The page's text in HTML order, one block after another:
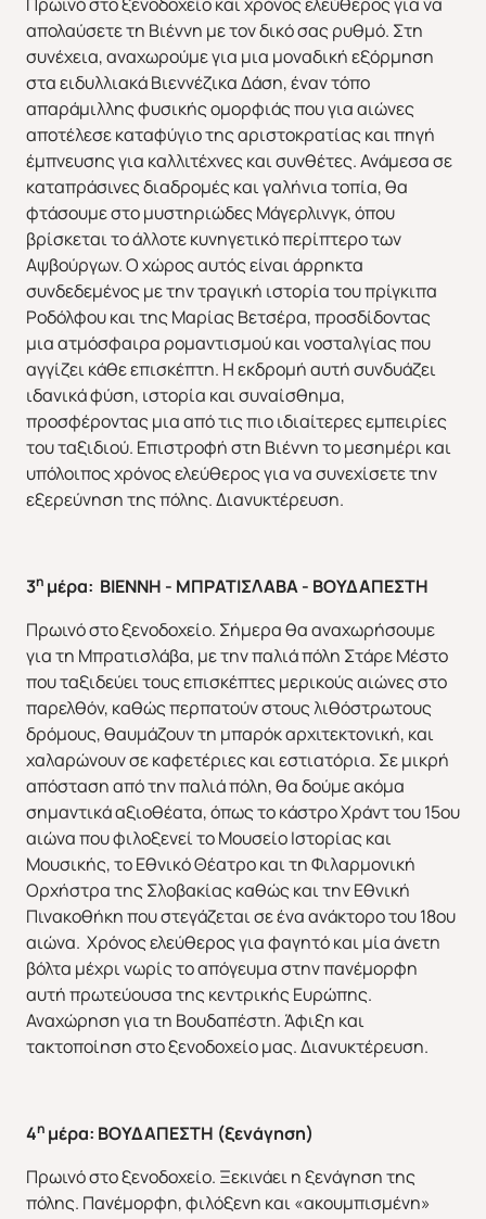
Χριστούγεννα & Πρωτοχρονιά Χειμώνας 2026/2027
απολαύσετε τη Βιέννη με τον δικό σας ρυθμό. Στη
συνέχεια, αναχωρούμε για μια μοναδική εξόρμηση
στα ειδυλλιακά Βιεννέζικα Δάση, έναν τόπο
απαράμιλλης φυσικής ομορφιάς που για αιώνες
αποτέλεσε καταφύγιο της αριστοκρατίας και πηγή
έμπνευσης για καλλιτέχνες και συνθέτες. Ανάμεσα σε
καταπράσινες διαδρομές και γαλήνια τοπία, θα
φτάσουμε στο μυστηριώδες Μάγερλινγκ, όπου
βρίσκεται το άλλοτε κυνηγετικό περίπτερο των
Αψβούργων. Ο χώρος αυτός είναι άρρηκτα
συνδεδεμένος με την τραγική ιστορία του πρίγκιπα
Ροδόλφου και της Μαρίας Βετσέρα, προσδίδοντας
μια ατμόσφαιρα ρομαντισμού και νοσταλγίας που
αγγίζει κάθε επισκέπτη. Η εκδρομή αυτή συνδυάζει
ιδανικά φύση, ιστορία και συναίσθημα,
προσφέροντας μια από τις πιο ιδιαίτερες εμπειρίες
του ταξιδιού. Επιστροφή στη Βιέννη το μεσημέρι και
υπόλοιπος χρόνος ελεύθερος για να συνεχίσετε την
εξερεύνηση της πόλης. Διανυκτέρευση.
3η μέρα: BIENNH - ΜΠΡΑΤΙΣΛΑΒΑ - ΒΟΥΔΑΠΕΣΤΗ
Πρωινό στο ξενοδοχείο. Σήμερα θα αναχωρήσουμε
για τη Μπρατισλάβα, με την παλιά πόλη Στάρε Μέστο
που ταξιδεύει τους επισκέπτες μερικούς αιώνες στο
παρελθόν, καθώς περπατούν στους λιθόστρωτους
δρόμους, θαυμάζουν τη μπαρόκ αρχιτεκτονική, και
χαλαρώνουν σε καφετέριες και εστιατόρια. Σε μικρή
απόσταση από την παλιά πόλη, θα δούμε ακόμα
σημαντικά αξιοθέατα, όπως το κάστρο Χράντ του 15ου
αιώνα που φιλοξενεί το Μουσείο Ιστορίας και
Μουσικής, το Εθνικό Θέατρο και τη Φιλαρμονική
Ορχήστρα της Σλοβακίας καθώς και την Εθνική
Πινακοθήκη που στεγάζεται σε ένα ανάκτορο του 18ου
αιώνα. Χρόνος ελεύθερος για φαγητό και μία άνετη
βόλτα μέχρι νωρίς το απόγευμα στην πανέμορφη
αυτή πρωτεύουσα της κεντρικής Ευρώπης.
Αναχώρηση για τη Βουδαπέστη. Άφιξη και
τακτοποίηση στο ξενοδοχείο μας. Διανυκτέρευση.
4η μέρα: ΒΟΥΔΑΠΕΣΤΗ (ξενάγηση)
Πρωινό στο ξενοδοχείο. Ξεκινάει η ξενάγηση της
πόλης. Πανέμορφη, φιλόξενη και «ακουμπισμένη»